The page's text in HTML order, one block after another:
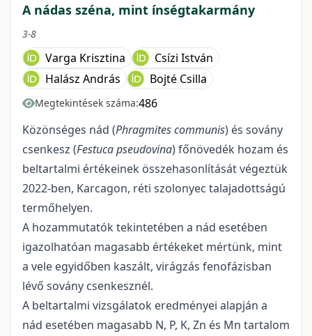
A nádas széna, mint ínségtakarmány
3-8
Varga Krisztina
Csízi István
Halász András
Bojté Csilla
Megtekintések száma:486
Közönséges nád (Phragmites communis) és sovány
csenkesz (Festuca pseudovina) főnövedék hozam és
beltartalmi értékeinek összehasonlítását végeztük
2022-ben, Karcagon, réti szolonyec talajadottságú
termőhelyen.
A hozammutatók tekintetében a nád esetében
igazolhatóan magasabb értékeket mértünk, mint
a vele egyidőben kaszált, virágzás fenofázisban
lévő sovány csenkesznél.
A beltartalmi vizsgálatok eredményei alapján a
nád esetében magasabb N, P, K, Zn és Mn tartalom